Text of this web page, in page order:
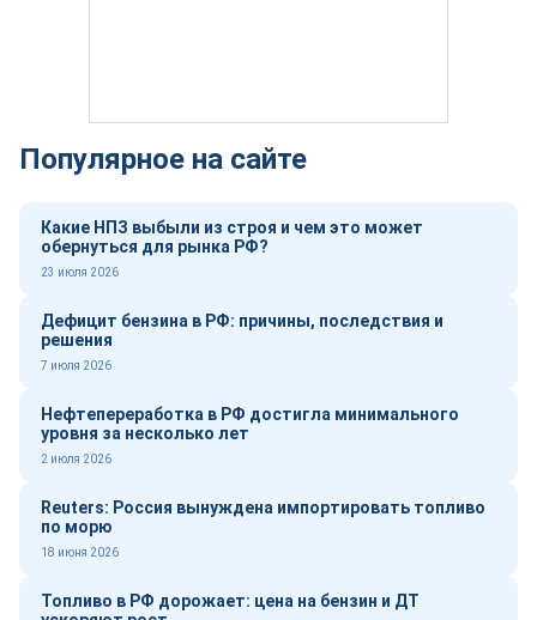
Популярное на сайте
Какие НПЗ выбыли из строя и чем это может
обернуться для рынка РФ?
23 июля 2026
Дефицит бензина в РФ: причины, последствия и
решения
7 июля 2026
Нефтепереработка в РФ достигла минимального
уровня за несколько лет
2 июля 2026
Reuters: Россия вынуждена импортировать топливо
по морю
18 июня 2026
Топливо в РФ дорожает: цена на бензин и ДТ